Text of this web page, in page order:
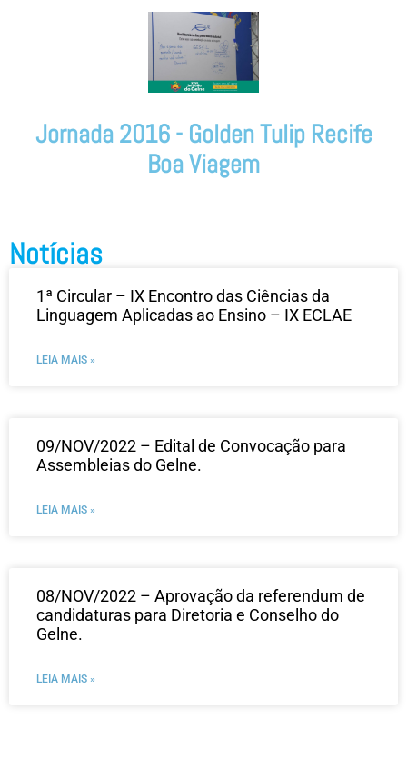
Jornada 2016 - Golden Tulip Recife
Boa Viagem
Notícias
1ª Circular – IX Encontro das Ciências da
Linguagem Aplicadas ao Ensino – IX ECLAE
LEIA MAIS »
09/NOV/2022 – Edital de Convocação para
Assembleias do Gelne.
LEIA MAIS »
08/NOV/2022 – Aprovação da referendum de
candidaturas para Diretoria e Conselho do
Gelne.
LEIA MAIS »